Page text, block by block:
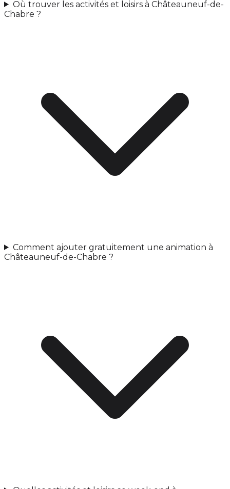
Où trouver les activités et loisirs à Châteauneuf-de-
Chabre ?
Comment ajouter gratuitement une animation à
Châteauneuf-de-Chabre ?